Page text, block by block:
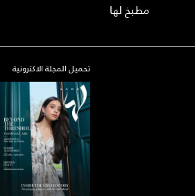
مطبخ لها
تحميل المجلة الاكترونية